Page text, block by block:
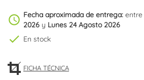
schedule Fecha aproximada de entrega: entre
2026 y Lunes 24 Agosto 2026
check En stock
FICHA TÉCNICA